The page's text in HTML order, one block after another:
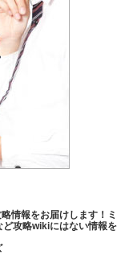
情報をお届けします！ミ
ど攻略wikiにはない情報を